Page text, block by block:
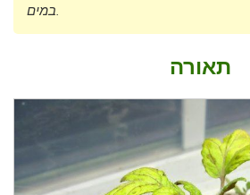
במים.
תאורה